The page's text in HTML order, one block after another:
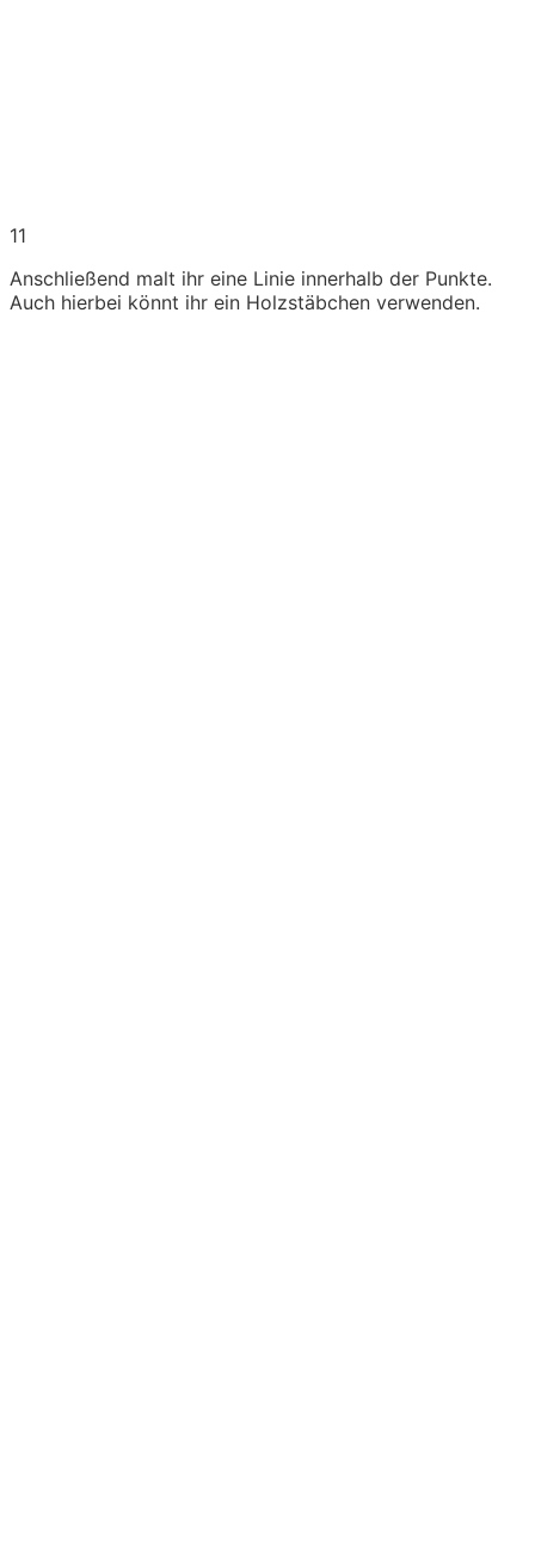
11
Anschließend malt ihr eine Linie innerhalb der Punkte.
Auch hierbei könnt ihr ein Holzstäbchen verwenden.